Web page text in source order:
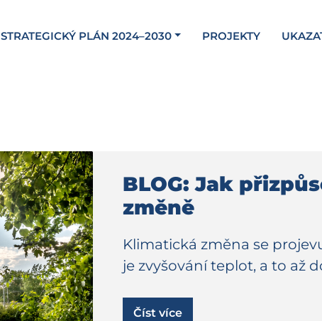
STRATEGICKÝ PLÁN 2024–2030 PROJEKTY
BLOG: Jak
změně
Klimatická změna se
je zvyšování teplot, a to až
Číst více